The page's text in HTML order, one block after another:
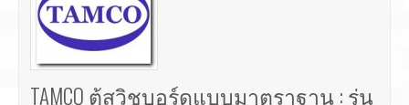
TAMCO ตู้สวิชบอร์ดแบบมาตราฐาน : รุ่น